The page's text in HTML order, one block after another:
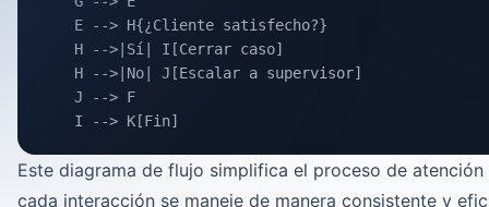
    E --> H{¿Cliente satisfecho?}
    H -->|Sí| I[Cerrar caso]
    H -->|No| J[Escalar a supervisor]
    J --> F
    I --> K[Fin]
Este diagrama de flujo simplifica el proceso de
cada interacción se maneje de manera consistente y